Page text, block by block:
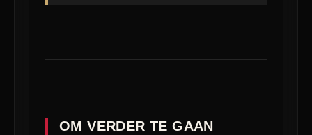
OM VERDER TE GAAN